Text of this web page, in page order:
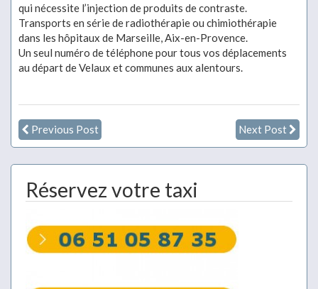
qui nécessite l’injection de produits de contraste.
Transports en série de radiothérapie ou chimiothérapie
dans les hôpitaux de Marseille, Aix-en-Provence.
Un seul numéro de téléphone pour tous vos déplacements
au départ de Velaux et communes aux alentours.
Previous Post Next Post
Réservez votre taxi